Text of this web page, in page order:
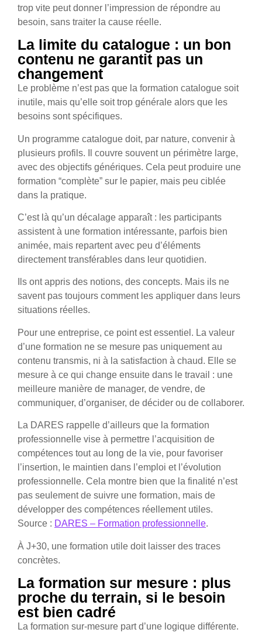
trop vite peut donner l’impression de répondre au
besoin, sans traiter la cause réelle.
La limite du catalogue : un bon
contenu ne garantit pas un
changement
Le problème n’est pas que la formation catalogue soit
inutile, mais qu’elle soit trop générale alors que les
besoins sont spécifiques.
Un programme catalogue doit, par nature, convenir à
plusieurs profils. Il couvre souvent un périmètre large,
avec des objectifs génériques. Cela peut produire une
formation “complète” sur le papier, mais peu ciblée
dans la pratique.
C’est là qu’un décalage apparaît : les participants
assistent à une formation intéressante, parfois bien
animée, mais repartent avec peu d’éléments
directement transférables dans leur quotidien.
Ils ont appris des notions, des concepts. Mais ils ne
savent pas toujours comment les appliquer dans leurs
situations réelles.
Pour une entreprise, ce point est essentiel. La valeur
d’une formation ne se mesure pas uniquement au
contenu transmis, ni à la satisfaction à chaud. Elle se
mesure à ce qui change ensuite dans le travail : une
meilleure manière de manager, de vendre, de
communiquer, d’organiser, de décider ou de collaborer.
La DARES rappelle d’ailleurs que la formation
professionnelle vise à permettre l’acquisition de
compétences tout au long de la vie, pour favoriser
l’insertion, le maintien dans l’emploi et l’évolution
professionnelle. Cela montre bien que la finalité n’est
pas seulement de suivre une formation, mais de
développer des compétences réellement utiles.
Source : DARES – Formation professionnelle.
À J+30, une formation utile doit laisser des traces
concrètes.
La formation sur mesure : plus
proche du terrain, si le besoin
est bien cadré
La formation sur-mesure part d’une logique différente.